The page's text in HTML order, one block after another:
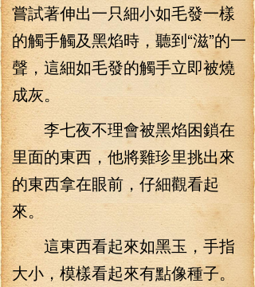
嘗試著伸出一只細小如毛發一樣
的觸手觸及黑焰時，聽到“滋”的一
聲，這細如毛發的觸手立即被燒
成灰。
李七夜不理會被黑焰困鎖在
里面的東西，他將雞珍里挑出來
的東西拿在眼前，仔細觀看起
來。
這東西看起來如黑玉，手指
大小，模樣看起來有點像種子。